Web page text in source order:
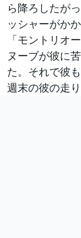
ら降ろしたが
ッシャーがか
「モントリオ
ヌーブが彼に
た。それで彼
週末の彼の走